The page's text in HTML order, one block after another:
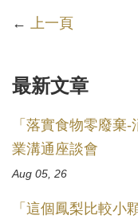
← 上一頁
最新文章
「落實食物零廢棄
業溝通座談會
Aug 05, 26
「這個鳳梨比較小